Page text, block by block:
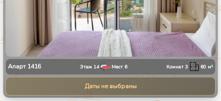
Апарт 1416 Этаж 14 Мест 6 Комнат3 60 м²
Даты не выбраны